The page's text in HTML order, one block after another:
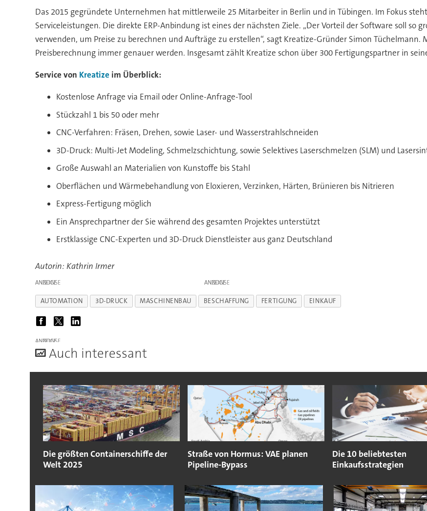
Das 2015 gegründete Unternehmen hat mittlerweile 25 Mitarbeiter in Berlin und in Tübingen. Im Fokus
Serviceleistungen. Die direkte ERP-Anbindung ist eines der nächsten Ziele. „Der Vorteil der Software soll so
verwenden, um Preise zu berechnen und Aufträge zu erstellen“, sagt Kreatize-Gründer Simon
Preisberechnung immer genauer werden. Insgesamt zählt Kreatize schon über 300 Fertigungspartner in
Service von Kreatize im Überblick:
Kostenlose Anfrage via Email oder Online-Anfrage-Tool
Stückzahl 1 bis 50 oder mehr
CNC-Verfahren: Fräsen, Drehen, sowie Laser- und Wasserstrahlschneiden
3D-Druck: Multi-Jet Modeling, Schmelzschichtung, sowie Selektives Laserschmelzen (SLM) und
Große Auswahl an Materialien von Kunstoffe bis Stahl
Oberflächen und Wärmebehandlung von Eloxieren, Verzinken, Härten, Brünieren bis Nitrieren
Express-Fertigung möglich
Ein Ansprechpartner der Sie während des gesamten Projektes unterstützt
Erstklassige CNC-Experten und 3D-Druck Dienstleister aus ganz Deutschland
Autorin: Kathrin Irmer
ANZEIGE ANZEIGE
AUTOMATION 3D-DRUCK MASCHINENBAU BESCHAFFUNG FERTIGUNG EINKAUF
ANZEIGE
Auch interessant
Die größten Containerschiffe der
Welt 2025
Straße von Hormus: VAE planen
Pipeline-Bypass
Die 10 beliebtesten
Einkaufsstrategien